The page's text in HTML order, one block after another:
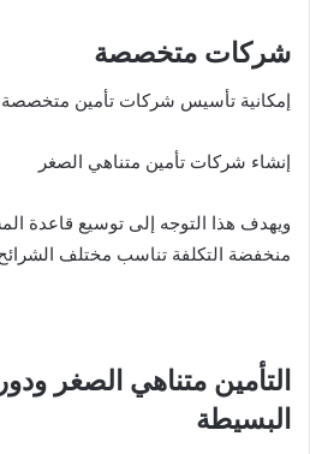
شركات متخصصة
إمكانية تأسيس شركات تأمين
إنشاء شركات تأمين متناهي الصغر
ويهدف هذا التوجه إلى توسيع قاعدة
منخفضة التكلفة تناسب مختلف
التأمين متناهي الصغر
البسيطة